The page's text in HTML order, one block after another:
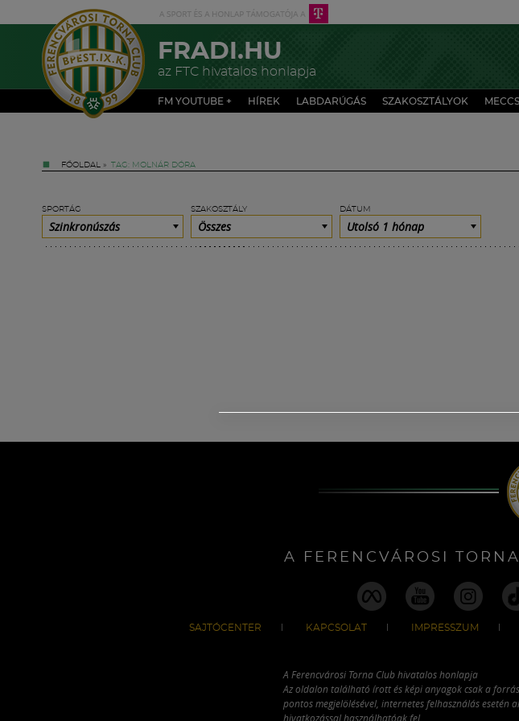
FRADI.HU
az FTC hivatalos honlapja
FM YOUTUBE + HÍREK LABDARÚGÁS SZAKOSZTÁLYOK
FŐOLDAL » TAG: MOLNÁR DÓRA
SPORTÁG
Szinkronúszás
SZAKOSZTÁLY
Összes
DÁTUM
Utolsó 1 hónap
A FERENCVÁROSI
SAJTÓCENTER KAPCSOLAT IMPRESSZUM
A Ferencvárosi Torna Club hivatalos honlapja
Az oldalon található írott és képi anyagok csak a forrás
pontos megjelölésével, internetes felhasználás esetén
hivatkozással használhatóak fel.